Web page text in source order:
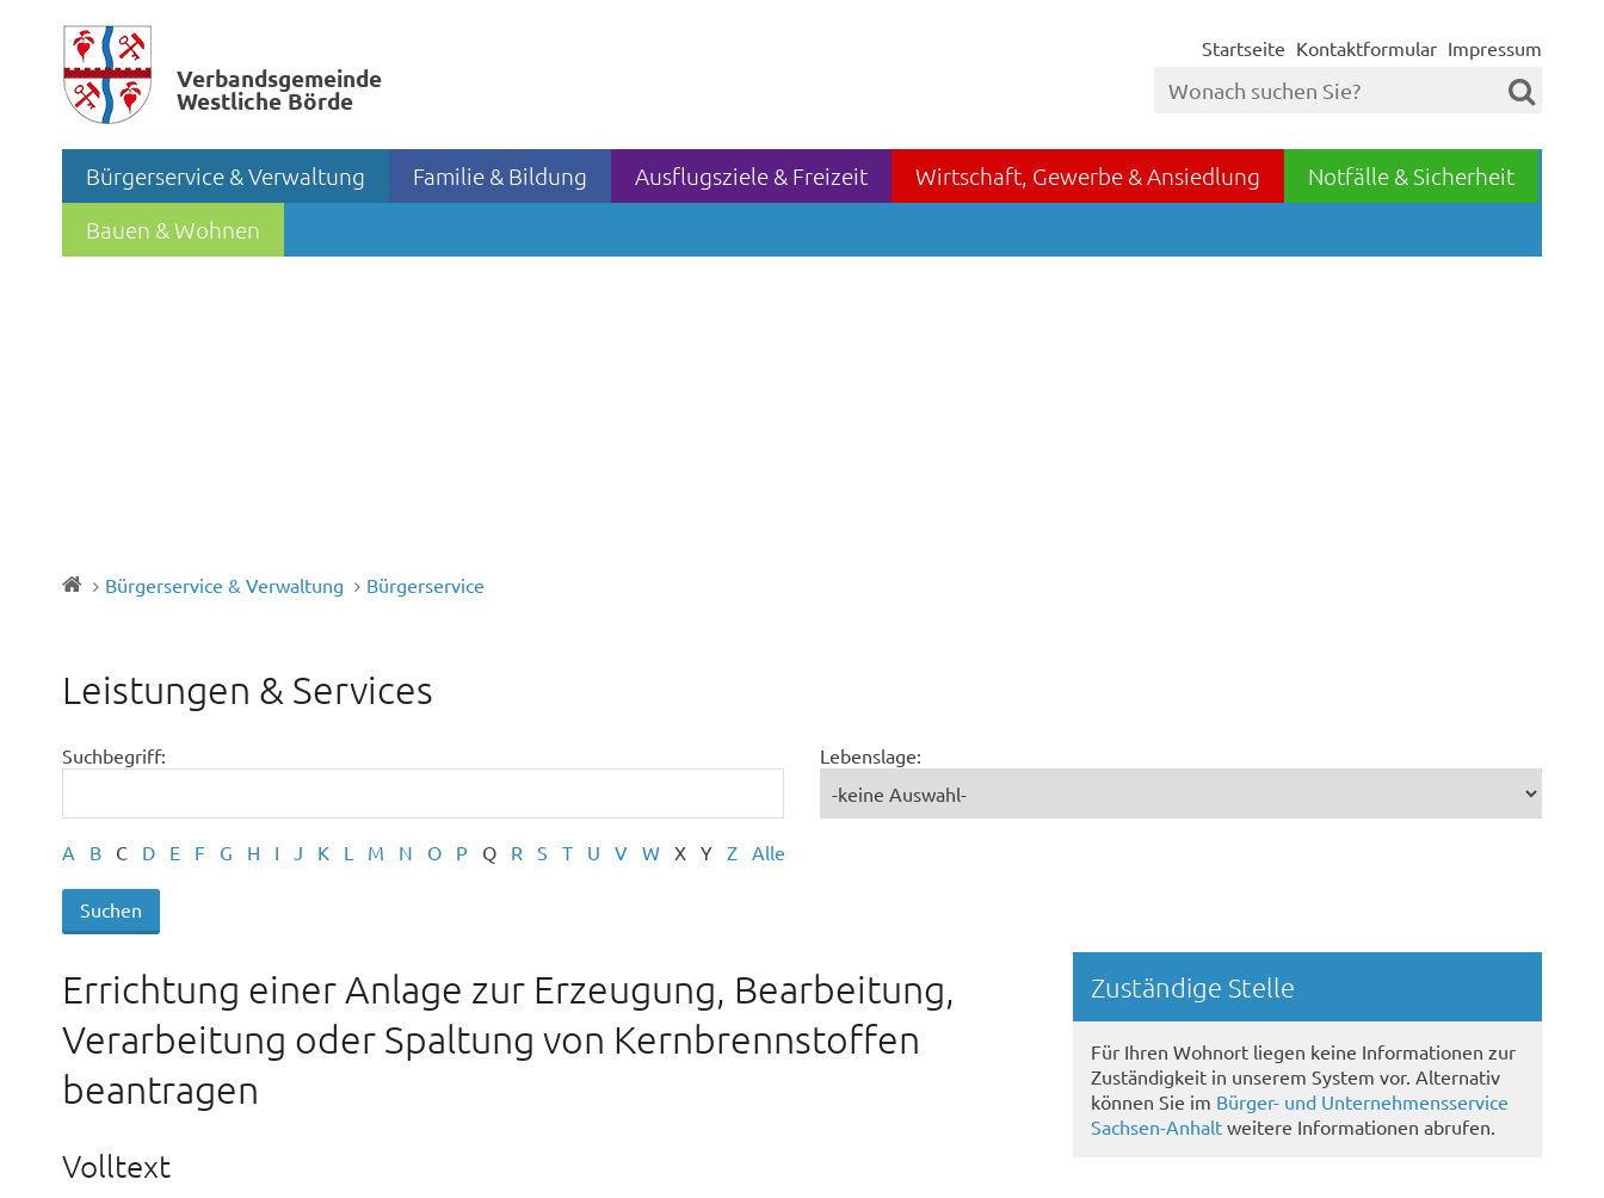
Verbands­gemeinde
Westliche Börde
Startseite Kontaktformular Impressum
Bürgerservice & Verwaltung Familie & Bildung Ausflugsziele & Freizeit Wirtschaft, Gewerbe & Ansiedlung
Notfälle & Sicherheit
Bauen & Wohnen
Bürgerservice & Verwaltung Bürgerservice
Leistungen & Services
Suchbegriff: Lebenslage:
A B C D E F G H I J K L M N O P Q R S T U V W X Y Z Alle
Errichtung einer Anlage zur Erzeugung, Bearbeitung,
Verarbeitung oder Spaltung von Kernbrennstoffen
beantragen
Volltext
Randspalte
Zuständige Stelle
Für Ihren Wohnort liegen keine Informationen zur
Zuständigkeit in unserem System vor. Alternativ
können Sie im Bürger- und Unternehmensservice
Sachsen-Anhaltweitere Informationen abrufen.